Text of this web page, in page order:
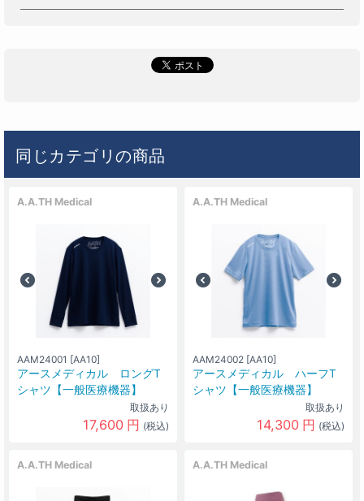
同じカテゴリの商品
A.A.TH Medical
AAM24001 [AA10]
アースメディカル ロングT
シャツ【一般医療機器】
取扱あり
17,600 円 (税込)
A.A.TH Medical
AAM24002 [AA10]
アースメディカル ハーフT
シャツ【一般医療機器】
取扱あり
14,300 円 (税込)
A.A.TH Medical A.A.TH Medical